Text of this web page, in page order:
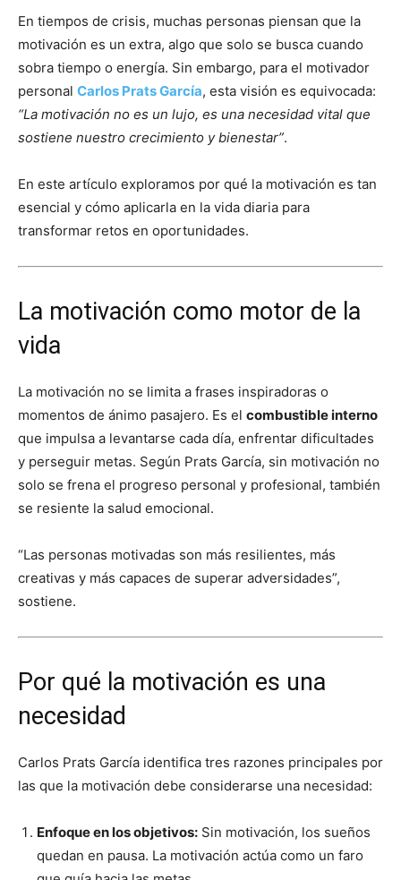
En tiempos de crisis, muchas personas piensan que la
motivación es un extra, algo que solo se busca cuando
sobra tiempo o energía. Sin embargo, para el motivador
personal Carlos Prats García, esta visión es equivocada:
“La motivación no es un lujo, es una necesidad vital que
sostiene nuestro crecimiento y bienestar”.
En este artículo exploramos por qué la motivación es tan
esencial y cómo aplicarla en la vida diaria para
transformar retos en oportunidades.
La motivación como motor de la
vida
La motivación no se limita a frases inspiradoras o
momentos de ánimo pasajero. Es el combustible interno
que impulsa a levantarse cada día, enfrentar dificultades
y perseguir metas. Según Prats García, sin motivación no
solo se frena el progreso personal y profesional, también
se resiente la salud emocional.
“Las personas motivadas son más resilientes, más
creativas y más capaces de superar adversidades”,
sostiene.
Por qué la motivación es una
necesidad
Carlos Prats García identifica tres razones principales por
las que la motivación debe considerarse una necesidad:
Enfoque en los objetivos: Sin motivación, los sueños
quedan en pausa. La motivación actúa como un faro